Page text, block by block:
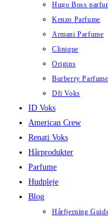
Hugo Boss
Kenzo Parfume
Armani Parfume
Clinique
Origins
Burberry Parfume
Dfi Voks
ID Voks
American Crew
Renati Voks
Hårprodukter
Parfume
Hudpleje
Blog
Hårfjerning